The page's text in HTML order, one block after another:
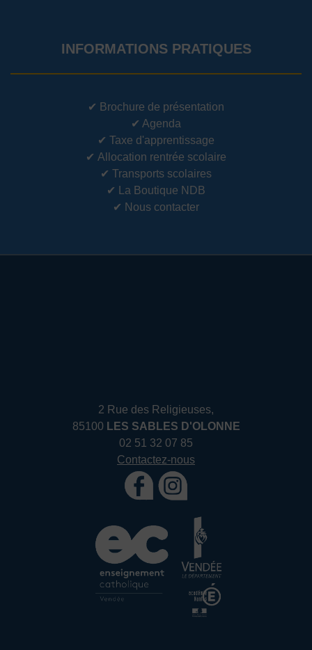
INFORMATIONS PRATIQUES
✔ Brochure de présentation
✔ Agenda
✔ Taxe d'apprentissage
✔ Allocation rentrée scolaire
✔ Transports scolaires
✔
La Boutique NDB
✔ Nous contacter
2 Rue des Religieuses,
85100 LES SABLES D'OLONNE
02 51 32 07 85
Contactez-nous